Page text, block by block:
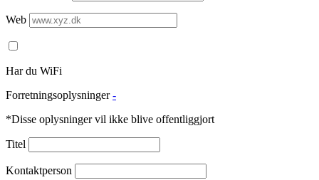
Web
Har du WiFi
Forretningsoplysninger -
*Disse oplysninger vil ikke blive offentliggjort
Titel
Kontaktperson